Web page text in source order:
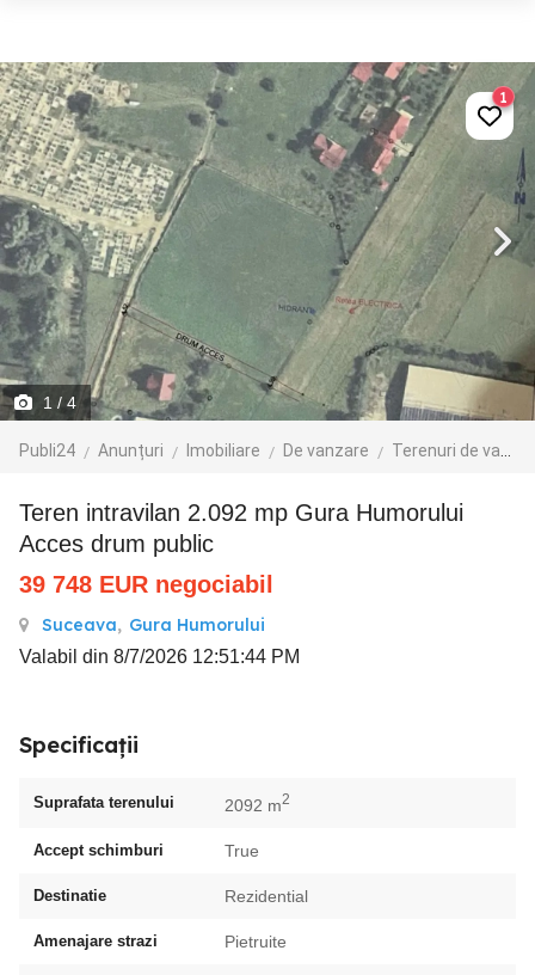
1 / 4
Publi24 Anunțuri Imobiliare De vanzare Terenuri de vanzare
1
Teren intravilan 2.092 mp Gura Humorului
Acces drum public
39 748 EUR negociabil
Suceava, Gura Humorului
Valabil din 8/7/2026 12:51:44 PM
Specificații
Suprafata terenului 2092 m2
Accept schimburi True
Destinatie Rezidential
Amenajare strazi Pietruite